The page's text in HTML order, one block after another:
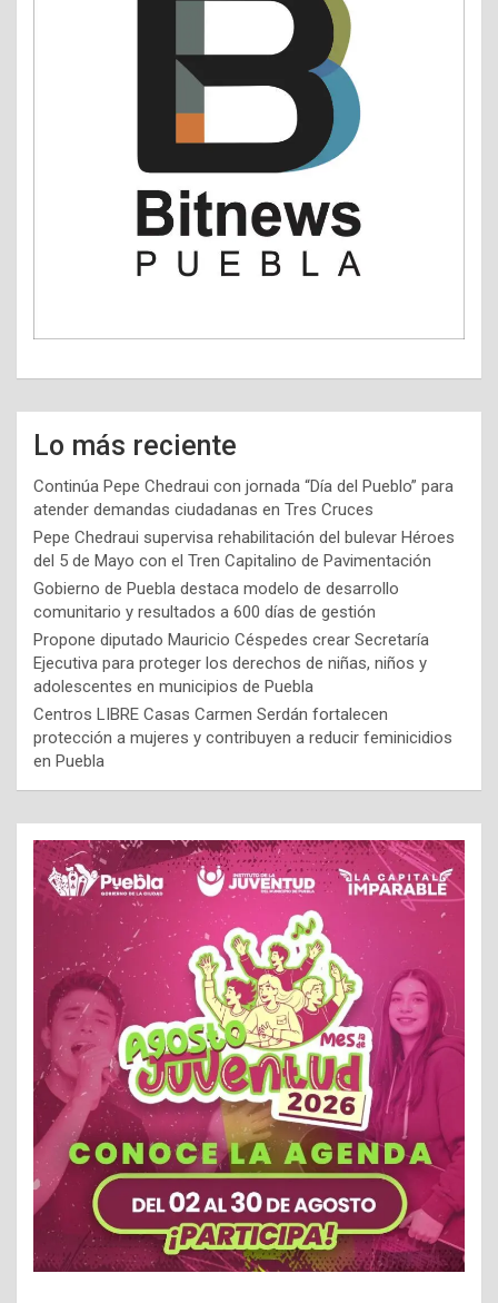
Lo más reciente
Continúa Pepe Chedraui con jornada “Día del Pueblo” para
atender demandas ciudadanas en Tres Cruces
Pepe Chedraui supervisa rehabilitación del bulevar Héroes
del 5 de Mayo con el Tren Capitalino de Pavimentación
Gobierno de Puebla destaca modelo de desarrollo
comunitario y resultados a 600 días de gestión
Propone diputado Mauricio Céspedes crear Secretaría
Ejecutiva para proteger los derechos de niñas, niños y
adolescentes en municipios de Puebla
Centros LIBRE Casas Carmen Serdán fortalecen
protección a mujeres y contribuyen a reducir feminicidios
en Puebla